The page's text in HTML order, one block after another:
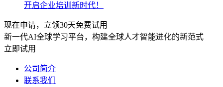
开启企业培训新时代！
现在申请，立领30天免费试用
新一代AI全球学习平台，构建全球人才智能进化的新范式
立即试用
公司简介
联系我们